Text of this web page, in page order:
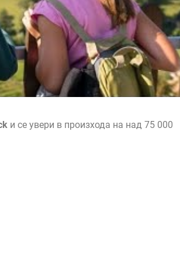
и се увери в произхода на над 75 000